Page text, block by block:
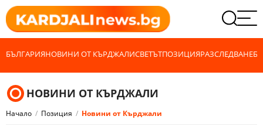
БЪЛГАРИЯНОВИНИ ОТ КЪРДЖАЛИСВЕТЪТПОЗИЦИЯРАЗСЛЕДВАНЕ
НОВИНИ ОТ КЪРДЖАЛИ
Начало Позиция Новини от Кърджали